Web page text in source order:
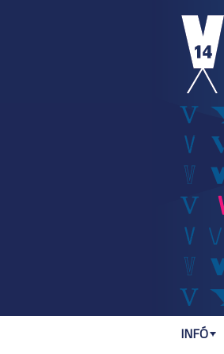
INFÓ